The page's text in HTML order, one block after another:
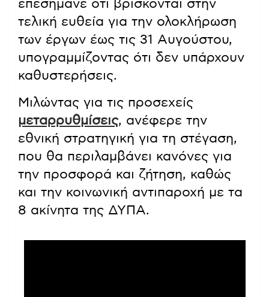
επεσήμανε ότι βρίσκονται στην
τελική ευθεία για την ολοκλήρωση
των έργων έως τις 31 Αυγούστου,
υπογραμμίζοντας ότι δεν υπάρχουν
καθυστερήσεις.
Μιλώντας για τις προσεχείς
μεταρρυθμίσεις, ανέφερε την
εθνική στρατηγική για τη στέγαση,
που θα περιλαμβάνει κανόνες για
την προσφορά και ζήτηση, καθώς
και την κοινωνική αντιπαροχή με τα
8 ακίνητα της ΔΥΠΑ.